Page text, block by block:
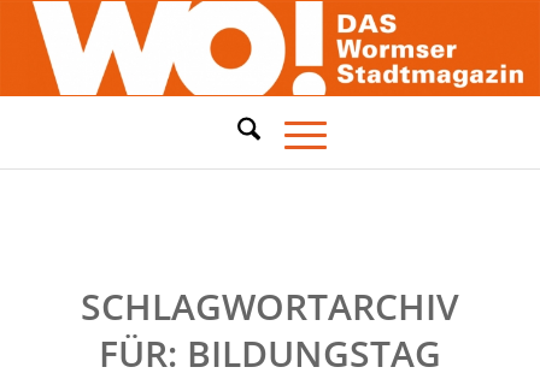
SCHLAGWORTARCHIV
FÜR: BILDUNGSTAG